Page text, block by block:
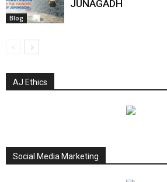
Blog
JUNAGADH
AJ Ethics
Social Media Marketing